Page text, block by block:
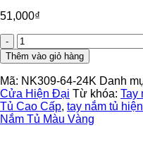
51,000₫
Tay
cầm
cửa
tủ
màu
vàng
bóng
NK309-
Thêm vào giỏ hàng
Mã: NK309-64-24K Danh
Cửa Hiện Đại Từ khóa: Tay
Tủ Cao Cấp, tay nắm tủ
Nắm Tủ Màu Vàng